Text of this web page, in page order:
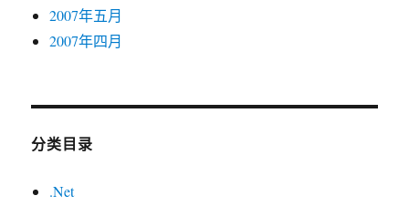
2007年五月
2007年四月
分类目录
.Net